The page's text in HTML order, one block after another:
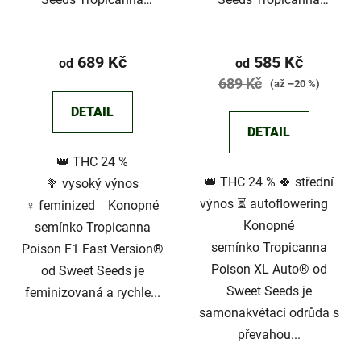
od689 Kč
DETAIL
👑 THC 24 %
🥦 vysoký výnos
♀️ feminized Konopné
semínko Tropicanna
Poison F1 Fast Version®
od Sweet Seeds je
feminizovaná a rychle...
hodnocení
produktu
z
hvězdiček.
od585 Kč
689 Kč (až –20 %)
DETAIL
👑 THC 24 % 🍀 střední
výnos ⏳ autoflowering
Konopné
semínko Tropicanna
Poison XL Auto® od
Sweet Seeds je
samonakvétací odrůda s
převahou...